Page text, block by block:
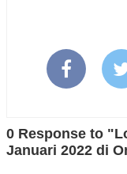
0 Response to
Januari 2022 di